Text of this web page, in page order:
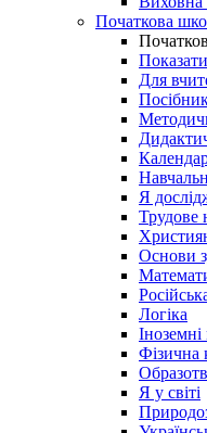
Початкова
Показати
Для
Я
Трудове
Основи
Логіка
Фізична
Я у світі